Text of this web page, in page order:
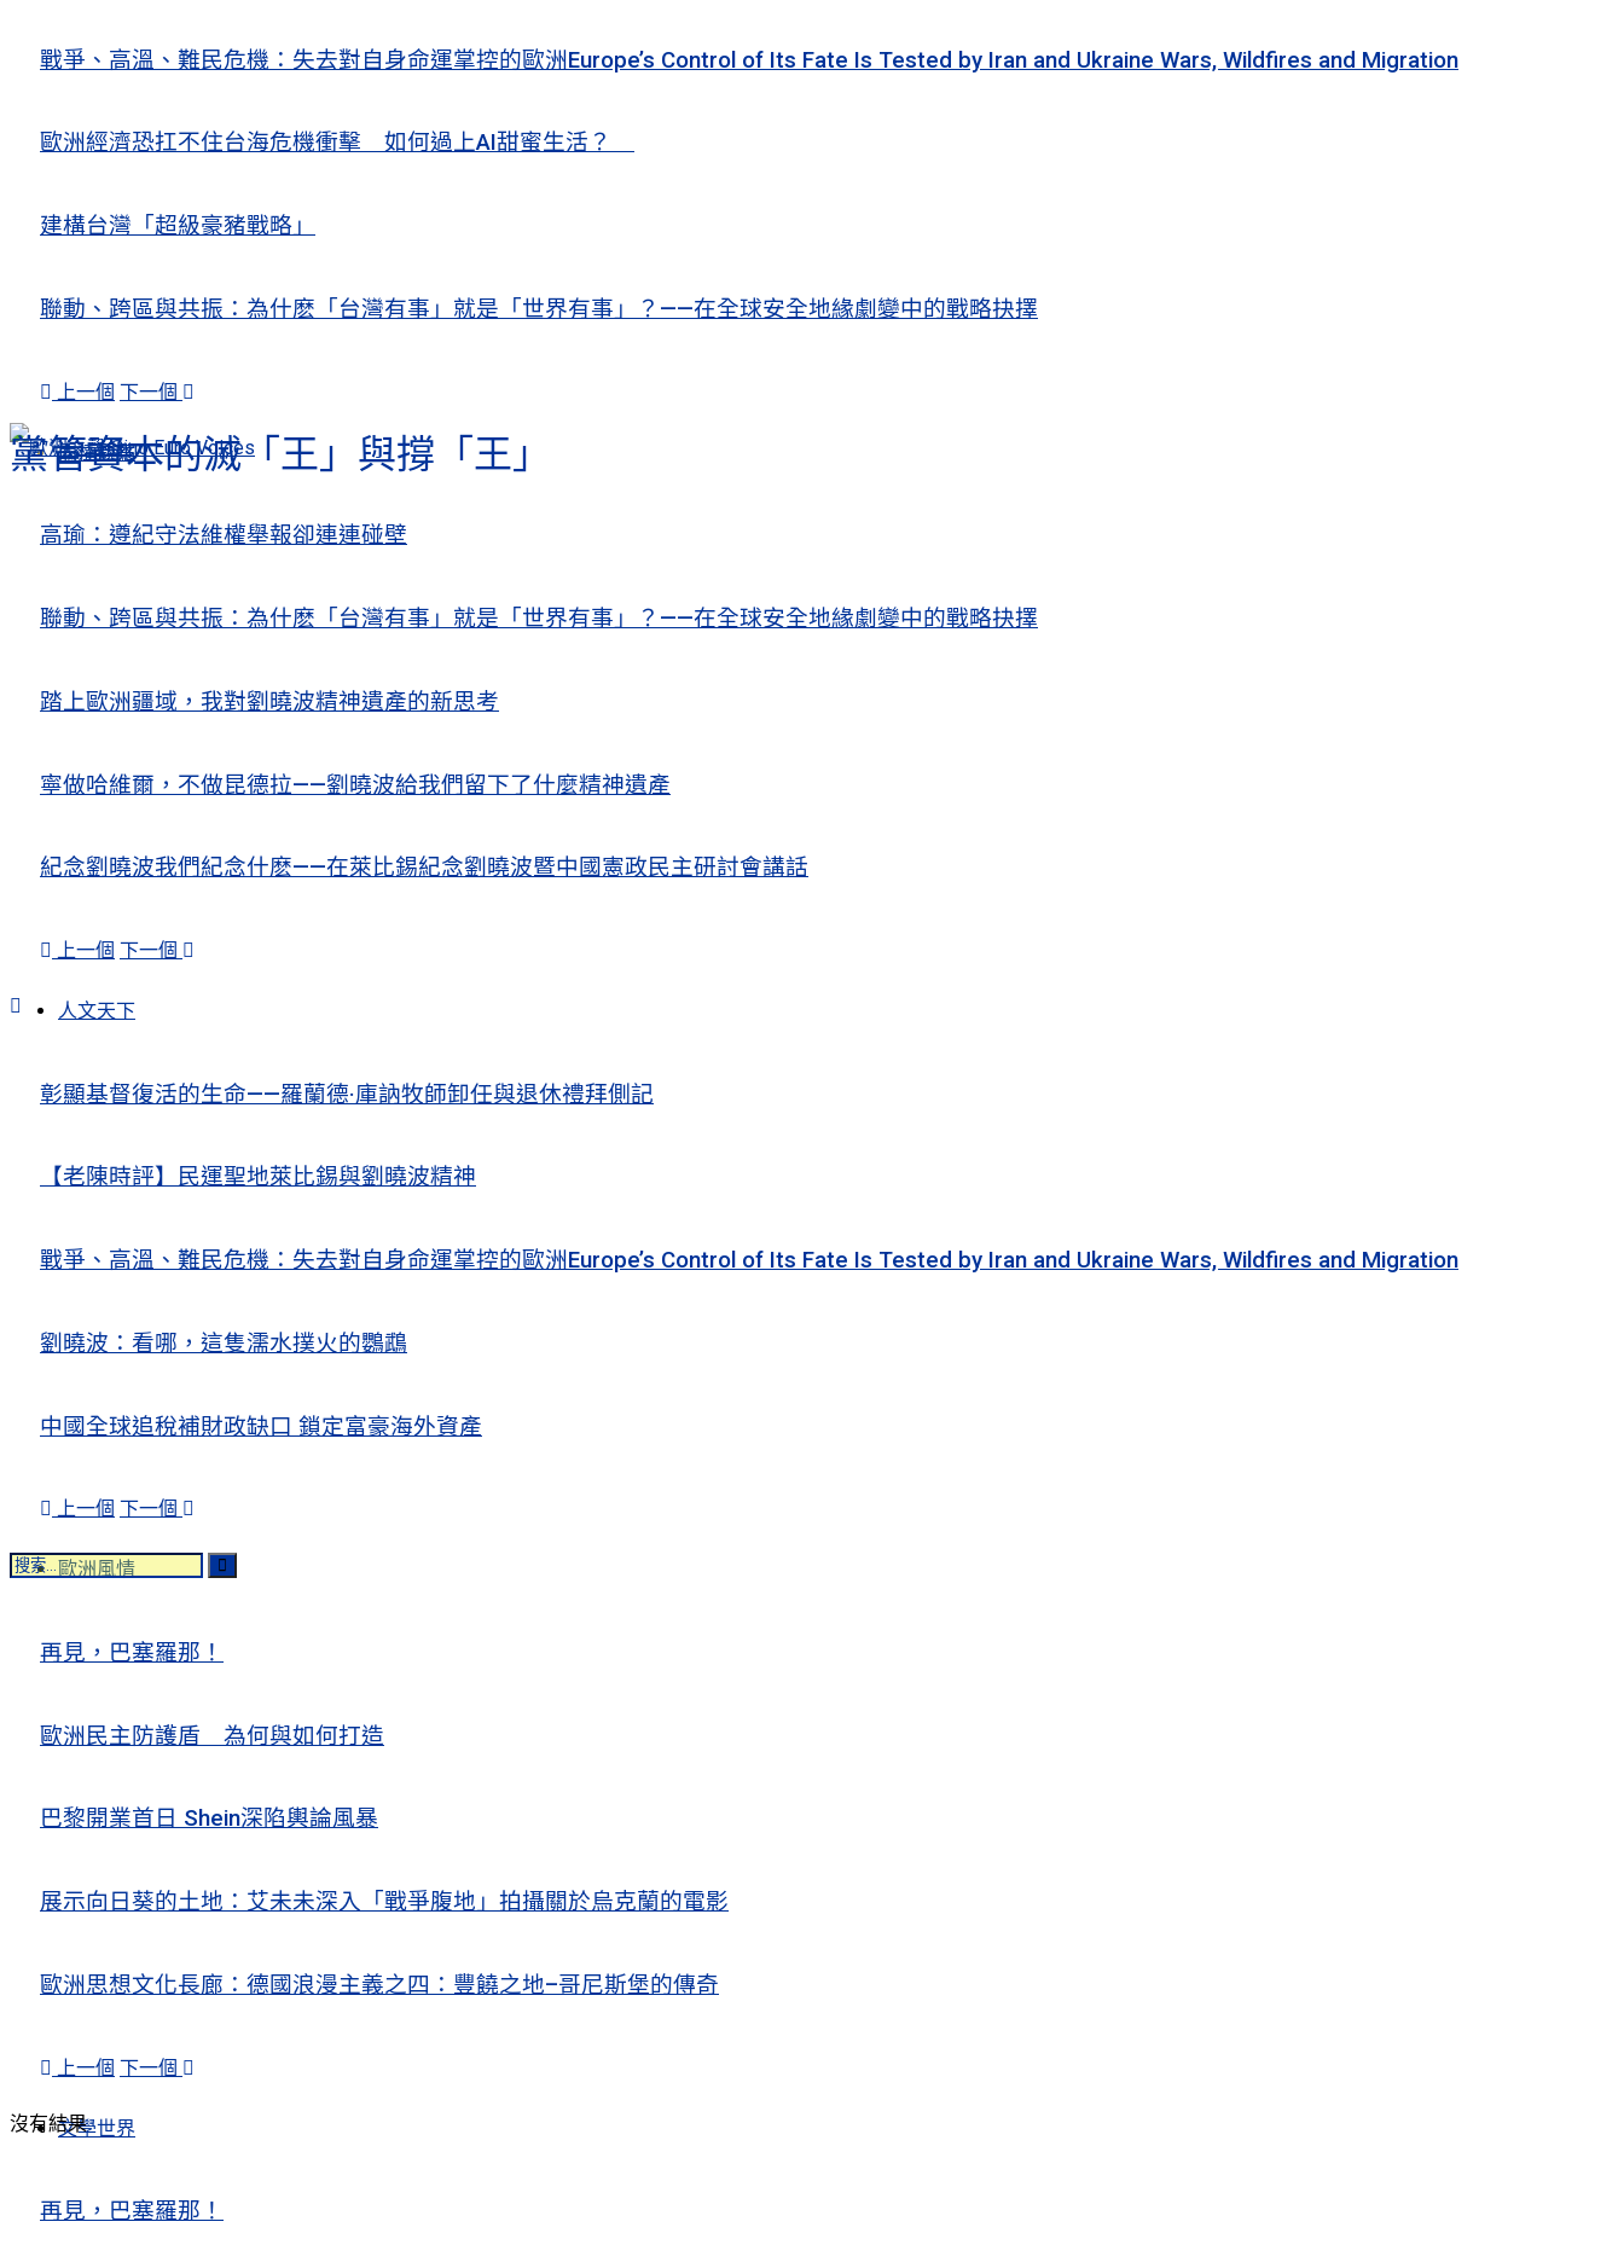
戰爭、高溫、難民危機：失去對自身命運掌控的歐洲Europe’s Control of Its Fate Is Tested by Iran and Ukraine Wars, Wildfires and Migration
歐洲經濟恐扛不住台海危機衝擊 如何過上AI甜蜜生活？
建構台灣「超級豪豬戰略」
聯動、跨區與共振：為什麽「台灣有事」就是「世界有事」？——在全球安全地緣劇變中的戰略抉擇
上一個 下一個
人權觀察
高瑜：遵紀守法維權舉報卻連連碰壁
聯動、跨區與共振：為什麽「台灣有事」就是「世界有事」？——在全球安全地緣劇變中的戰略抉擇
踏上歐洲疆域，我對劉曉波精神遺產的新思考
寧做哈維爾，不做昆德拉——劉曉波給我們留下了什麼精神遺產
紀念劉曉波我們紀念什麽——在萊比錫紀念劉曉波暨中國憲政民主研討會講話
上一個 下一個
人文天下
彰顯基督復活的生命——羅蘭德·庫訥牧師卸任與退休禮拜側記
【老陳時評】民運聖地萊比錫與劉曉波精神
戰爭、高溫、難民危機：失去對自身命運掌控的歐洲Europe’s Control of Its Fate Is Tested by Iran and Ukraine Wars, Wildfires and Migration
劉曉波：看哪，這隻濡水撲火的鸚鵡
中國全球追稅補財政缺口 鎖定富豪海外資產
上一個 下一個
歐洲風情
再見，巴塞羅那！
歐洲民主防護盾 為何與如何打造
巴黎開業首日 Shein深陷輿論風暴
展示向日葵的土地：艾未未深入「戰爭腹地」拍攝關於烏克蘭的電影
歐洲思想文化長廊：德國浪漫主義之四：豐饒之地–哥尼斯堡的傳奇
上一個 下一個
文學世界
再見，巴塞羅那！
關注熱點
沒有結果
黨管資本的滅「王」與撐「王」